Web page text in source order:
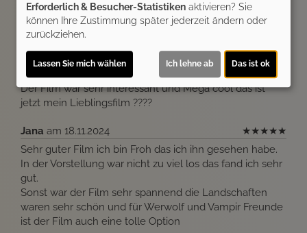
Kommentare
★★★★★ 7
Milanaam 25.11.2024 ★★★★
Der Film war sehr interessant und Mega cool das ist
jetzt mein Lieblingsfilm ????
Jana am 18.11.2024 ★★★★★
Sehr guter Film ich bin Froh das ich ihn gesehen habe.
In der Vorstellung war nicht zu viel los das fand ich sehr
gut.
Sonst war der Film sehr spannend die Landschaften
waren sehr schön und für Werwolf und Vampir Freunde
ist der Film auch eine tolle Option
Erforderlich & Besucher-Statistiken aktivieren? Sie
können Ihre Zustimmung später jederzeit ändern oder
zurückziehen.
Lassen Sie mich wählen Ich lehne ab Das ist ok